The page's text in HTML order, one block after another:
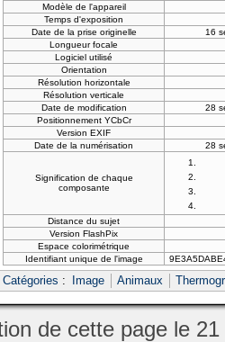
Modèle de l'appareil
Temps d'exposition
Date de la prise originelle
16
Longueur focale
Logiciel utilisé
Orientation
Résolution horizontale
Résolution verticale
Date de modification
28
Positionnement YCbCr
Version EXIF
Date de la numérisation
28
Signification de chaque
composante
Distance du sujet
Version FlashPix
Espace colorimétrique
Identifiant unique de l'image
Catégories : Image Animaux
de cette page le